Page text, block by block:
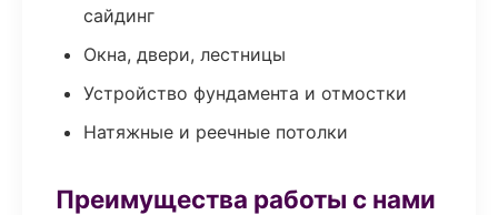
сайдинг
Окна, двери, лестницы
Устройство фундамента и отмостки
Натяжные и реечные потолки
Преимущества работы с нами